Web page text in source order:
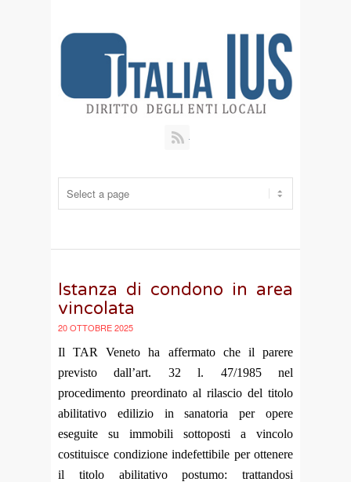
Istanza di condono in area
vincolata
20 OTTOBRE 2025
Il TAR Veneto ha affermato che il parere
previsto dall’art. 32 l. 47/1985 nel
procedimento preordinato al rilascio del titolo
abilitativo edilizio in sanatoria per opere
eseguite su immobili sottoposti a vincolo
costituisce condizione indefettibile per ottenere
il titolo abilitativo postumo: trattandosi